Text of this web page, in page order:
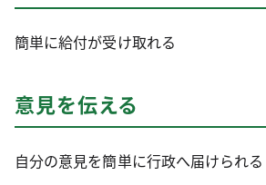
簡単に給付が受け取れる
意見を伝える
自分の意見を簡単に行政へ届けられる